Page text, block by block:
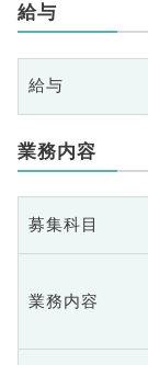
給与
給与
業務内容
募集科目
業務内容